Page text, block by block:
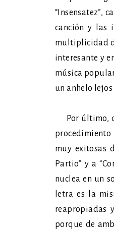
“Insensatez”,
canción y las
multiplicidad
interesante y
música
un anhelo
Por último,
procedimiento
muy exitosas
Partio” y a
nuclea en un
letra es la
reapropiadas
porque de